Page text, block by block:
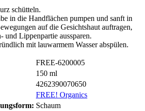
schütteln.
in die Handflächen pumpen und sanft in
auf die Gesichtshaut auftragen,
und Lippenpartie aussparen.
mit lauwarmem Wasser abspülen.
FREE-6200005
150 ml
4262390070650
FREE! Organics
Schaum